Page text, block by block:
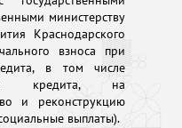
министерству
Краснодарского
взноса при
в том числе
кредита, на
и реконструкцию
выплаты).